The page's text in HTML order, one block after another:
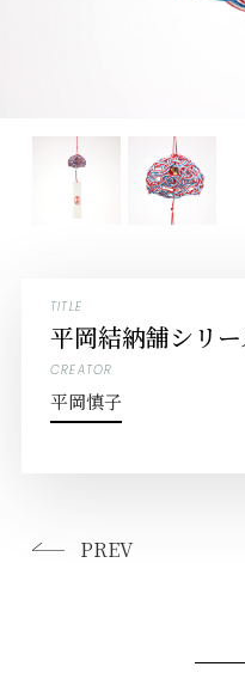
TITLE
平岡結納舗シリ
CREATOR
平岡慎子
PREV